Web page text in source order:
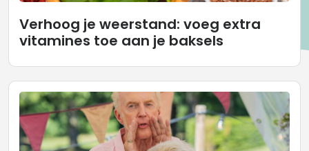
Verhoog je weerstand: voeg extra
vitamines toe aan je baksels